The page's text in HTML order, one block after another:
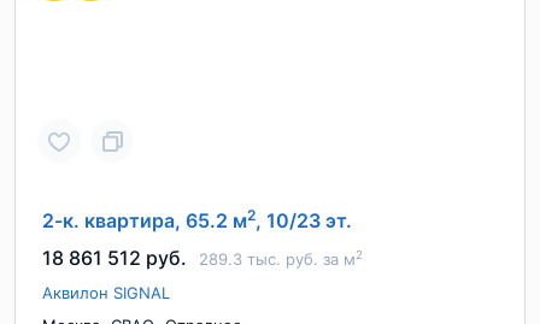
2-к. квартира, 65.2 м2, 10/23 эт.
18 861 512 руб.
289.3 тыс. руб. за м2
Аквилон SIGNAL